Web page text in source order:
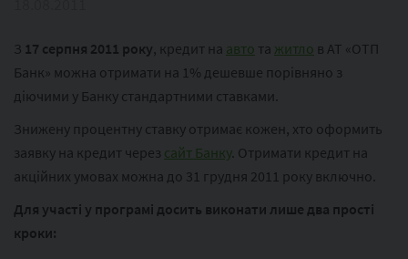
З 17 серпня 2011 року, кредит на авто та житло в АТ «ОТП
Банк» можна отримати на 1% дешевше порівняно з
діючими у Банку стандартними ставками.
Знижену процентну ставку отримає кожен, хто оформить
заявку на кредит через сайт Банку. Отримати кредит на
акційних умовах можна до 31 грудня 2011 року включно.
Для участі у програмі досить виконати лише два прості
кроки: